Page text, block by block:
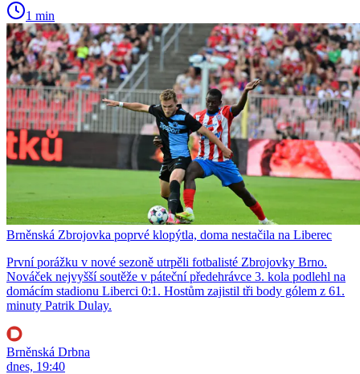
1 min
Brněnská Zbrojovka poprvé klopýtla, doma nestačila na Liberec
První porážku v nové sezoně utrpěli fotbalisté Zbrojovky Brno.
Nováček nejvyšší soutěže v páteční předehrávce 3. kola podlehl na
domácím stadionu Liberci 0:1. Hostům zajistil tři body gólem z 61.
minuty Patrik Dulay.
Brněnská Drbna
dnes, 19:40